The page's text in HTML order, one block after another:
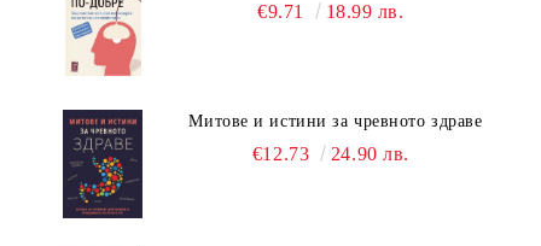
€9.71 18.99 лв.
Митове и истини за чревното здраве
€12.73 24.90 лв.